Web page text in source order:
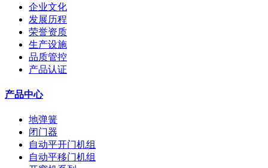
企业文化
发展历程
荣誉资质
生产设施
品质管控
产品认证
产品中心
地弹簧
闭门器
自动平开门机组
自动平移门机组